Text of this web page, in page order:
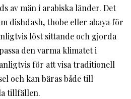
av män i arabiska länder. Det
dishdash, thobe eller abaya för
löst sittande och gjorda
den varma klimatet i
för att visa traditionell
och kan bäras både till
tillfällen.